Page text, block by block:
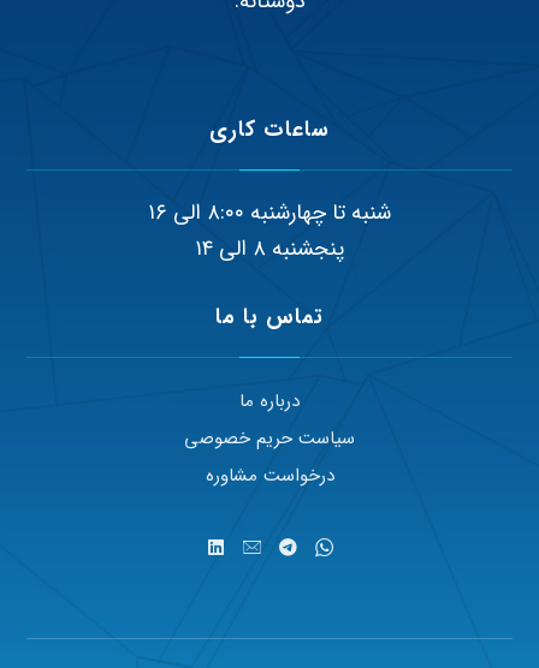
ساعات کاری
شنبه تا چهارشنبه ۸:۰۰ الی ۱۶
پنجشنبه ۸ الی ۱۴
تماس با ما
درباره ما
سیاست حریم خصوصی
درخواست مشاوره